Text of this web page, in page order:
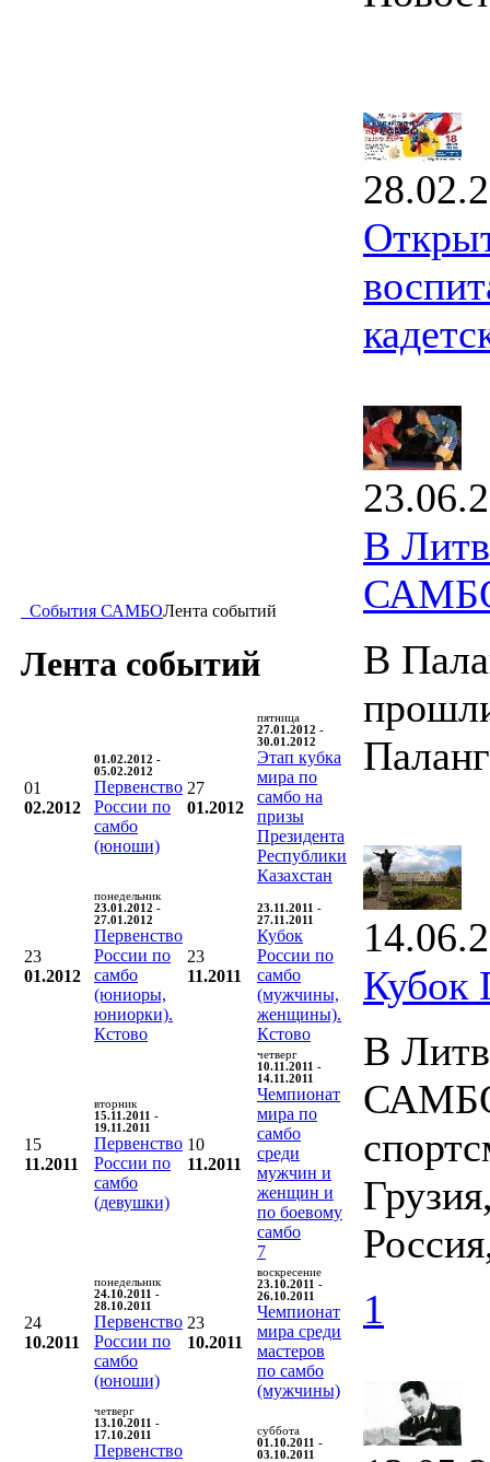
События САМБОЛента событий
Лента событий
01
02.2012
01.02.2012 -
05.02.2012
Первенство
России по
самбо
(юноши)
27
01.2012
пятница
27.01.2012 -
30.01.2012
Этап кубка
мира по
самбо на
призы
Президента
Республики
Казахстан
23
01.2012
понедельник
23.01.2012 -
27.01.2012
Первенство
России по
самбо
(юниоры,
юниорки).
Кстово
23
11.2011
23.11.2011 -
27.11.2011
Кубок
России по
самбо
(мужчины,
женщины).
Кстово
15
11.2011
вторник
15.11.2011 -
19.11.2011
Первенство
России по
самбо
(девушки)
10
11.2011
четверг
10.11.2011 -
14.11.2011
Чемпионат
мира по
самбо
среди
мужчин и
женщин и
по боевому
самбо
7
24
10.2011
понедельник
24.10.2011 -
28.10.2011
Первенство
России по
самбо
(юноши)
23
10.2011
воскресение
23.10.2011 -
26.10.2011
Чемпионат
мира среди
мастеров
по самбо
(мужчины)
четверг
13.10.2011 -
17.10.2011
Первенство
суббота
01.10.2011 -
03.10.2011
В
В
В
1